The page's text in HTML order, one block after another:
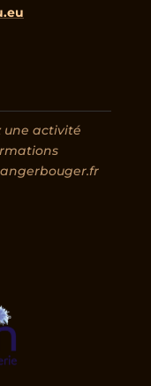
une activité